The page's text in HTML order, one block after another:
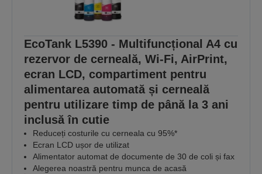
EcoTank L5390 - Multifuncțional A4 cu
rezervor de cerneală, Wi-Fi, AirPrint,
ecran LCD, compartiment pentru
alimentarea automată și cerneală
pentru utilizare timp de până la 3 ani
inclusă în cutie
Reduceți costurile cu cerneala cu 95%*
Ecran LCD ușor de utilizat
Alimentator automat de documente de 30 de coli și fax
Alegerea noastră pentru munca de acasă